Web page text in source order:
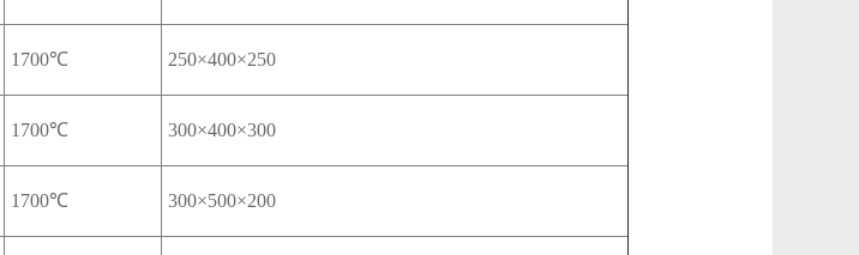
1700℃ 250×400×250
1700℃ 300×400×300
1700℃ 300×500×200